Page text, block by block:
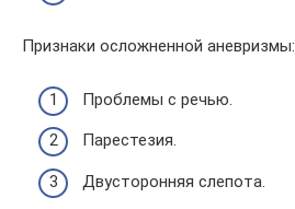
Признаки осложненной аневризмы:
Проблемы с речью.
Парестезия.
Двусторонняя слепота.